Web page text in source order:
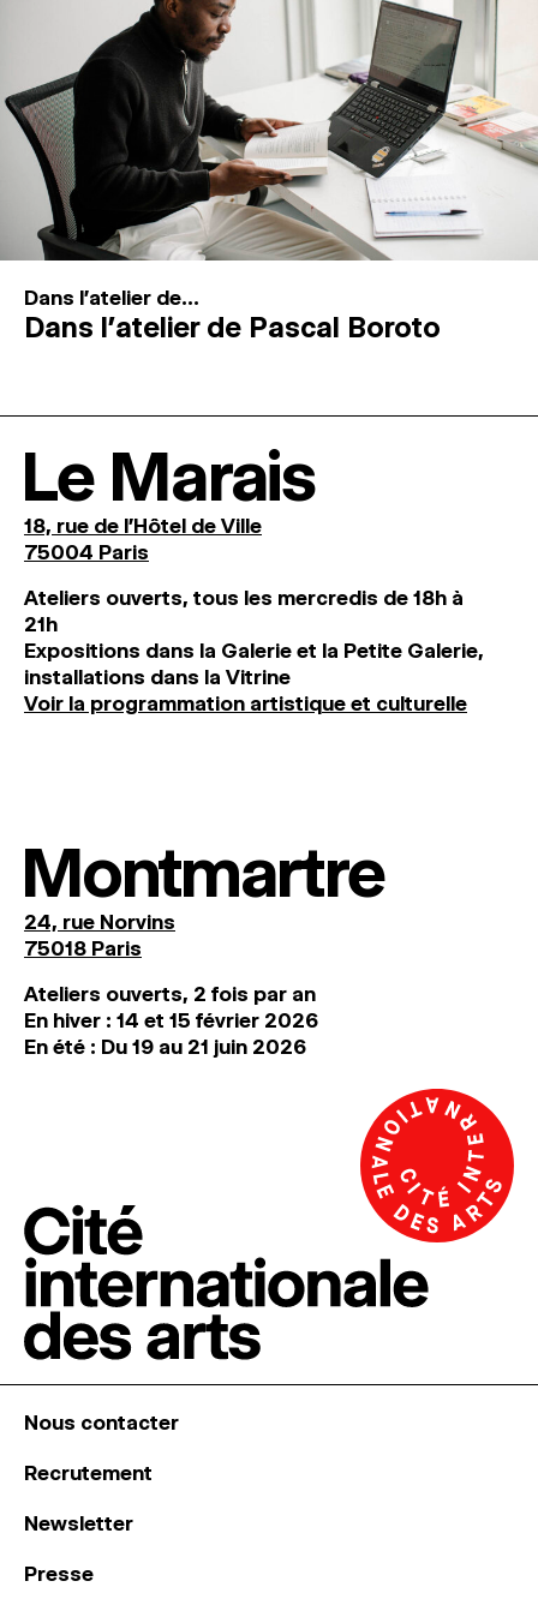
Dans l'atelier de...
Dans l’atelier de Pascal Boroto
Le Marais
18, rue de l'Hôtel de Ville
75004 Paris
Ateliers ouverts, tous les mercredis de 18h à
21h
Expositions dans la Galerie et la Petite Galerie,
installations dans la Vitrine
Voir la programmation artistique et culturelle
Montmartre
24, rue Norvins
75018 Paris
Ateliers ouverts, 2 fois par an
En hiver : 14 et 15 février 2026
En été : Du 19 au 21 juin 2026
Nous contacter
Recrutement
Newsletter
Presse